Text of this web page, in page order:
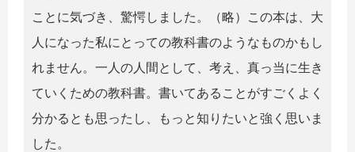
ことに気づき、驚愕しました。（略）この本は、大
人になった私にとっての教科書のようなものかもし
れません。一人の人間として、考え、真っ当に生き
ていくための教科書。書いてあることがすごくよく
分かるとも思ったし、もっと知りたいと強く思いま
した。